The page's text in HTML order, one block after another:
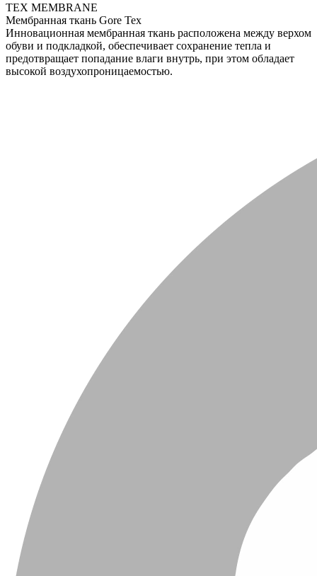
TEX MEMBRANE
Мембранная ткань Gore Tex
Инновационная мембранная ткань расположена между верхом
обуви и подкладкой, обеспечивает сохранение тепла и
предотвращает попадание влаги внутрь, при этом обладает
высокой воздухопроницаемостью.